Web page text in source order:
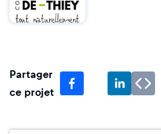
Partager
ce projet